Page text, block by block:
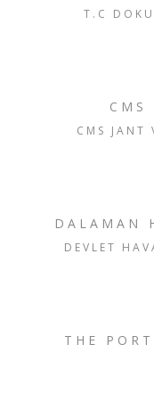
T.C
CMS JANT
DALAMAN
DEVLET
THE